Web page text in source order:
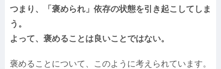
つまり、「褒められ」依存の状態を引き起こしてしま
う。
よって、褒めることは良いことではない。
褒めることについて、このように考えられています。